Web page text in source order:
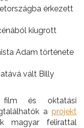
érkezett
kiugrott
Adam története
vált Billy
film és oktatási
a projekt
magyar felirattal